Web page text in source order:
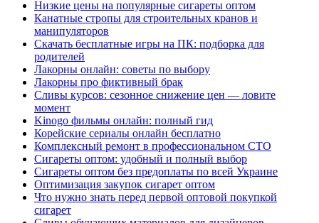
Низкие цены на популярные сигареты оптом
Канатные стропы для строительных кранов и
манипуляторов
Скачать бесплатные игры на ПК: подборка для
родителей
Лакорны онлайн: советы по выбору
Лакорны про фиктивный брак
Сливы курсов: сезонное снижение цен — ловите
момент
Kinogo фильмы онлайн: полный гид
Корейские сериалы онлайн бесплатно
Комплексный ремонт в профессиональном СТО
Сигареты оптом: удобный и полный выбор
Сигареты оптом без предоплаты по всей Украине
Оптимизация закупок сигарет оптом
Что нужно знать перед первой оптовой покупкой
сигарет